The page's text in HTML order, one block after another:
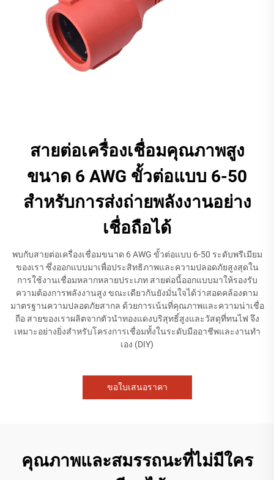
สายต่อเครื่องเชื่อมคุณภาพสูง
ขนาด 6 AWG ขั้วต่อแบบ 6-50
สำหรับการส่งถ่ายพลังงานอย่าง
เชื่อถือได้
พบกับสายต่อเครื่องเชื่อมขนาด 6 AWG ขั้วต่อแบบ 6-50 ระดับพรีเมียม
ของเรา ซึ่งออกแบบมาเพื่อประสิทธิภาพและความปลอดภัยสูงสุดใน
การใช้งานเชื่อมหลากหลายประเภท สายต่อนี้ออกแบบมาให้รองรับ
ความต้องการพลังงานสูง ขณะเดียวกันยังมั่นใจได้ว่าสอดคล้องตาม
มาตรฐานความปลอดภัยสากล ด้วยการเน้นที่คุณภาพและความน่าเชื่อ
ถือ สายของเราผลิตจากตัวนำทองแดงบริสุทธิ์สูงและวัสดุที่ทนไฟ จึง
เหมาะอย่างยิ่งสำหรับโครงการเชื่อมทั้งในระดับมืออาชีพและงานทำ
เอง (DIY)
ขอใบเสนอราคา
คุณภาพและสมรรถนะที่ไม่มีใคร